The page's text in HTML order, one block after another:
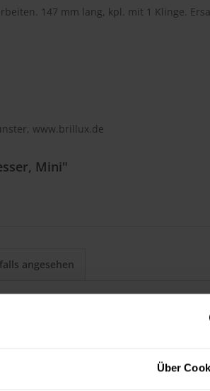
Über
147 mm lang, kpl. mit 1 Klinge.
www.brillux.de
Mini"
angesehen